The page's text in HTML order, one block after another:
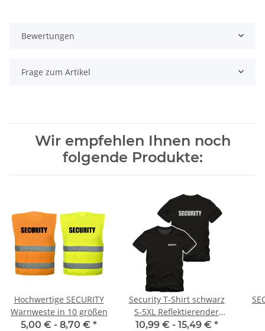
Bewertungen
Frage zum Artikel
Wir empfehlen Ihnen noch
folgende Produkte:
Hochwertige SECURITY
Warnweste in 10 größen
5,00 € - 8,70 € *
Security T-Shirt schwarz
S-5XL Reflektierender
Aufdruck
10,99 € - 15,49 € *